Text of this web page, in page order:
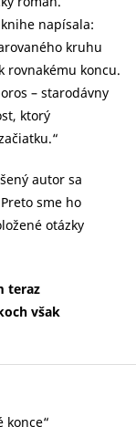
napísala:
kruhu
rovnakému koncu.
– starodávny
ktorý
autor sa
sme ho
otázky
teraz
však
konce“